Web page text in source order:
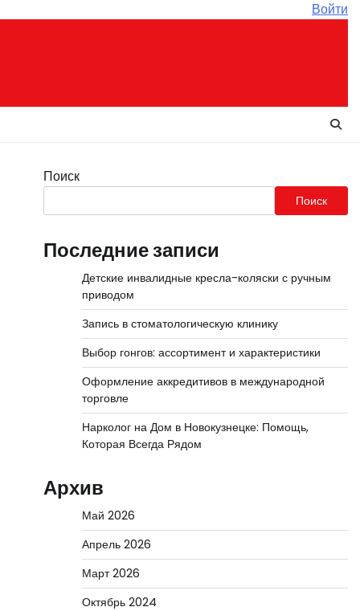
Войти
Поиск
Поиск
Последние записи
Детские инвалидные кресла-коляски с ручным
приводом
Запись в стоматологическую клинику
Выбор гонгов: ассортимент и характеристики
Оформление аккредитивов в международной
торговле
Нарколог на Дом в Новокузнецке: Помощь,
Которая Всегда Рядом
Архив
Май 2026
Апрель 2026
Март 2026
Октябрь 2024